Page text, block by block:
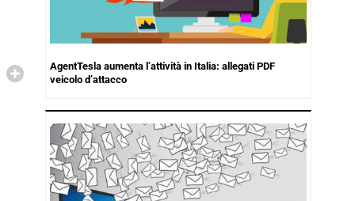
AgentTesla aumenta l’attività in Italia: allegati PDF
veicolo d’attacco